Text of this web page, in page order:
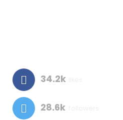
34.2k
28.6k